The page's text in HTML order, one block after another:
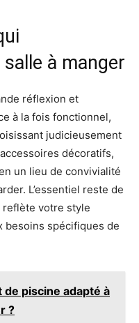
à manger
réflexion et
à la fois fonctionnel,
judicieusement
décoratifs,
un lieu de convivialité
L’essentiel reste de
votre style
besoins spécifiques de
piscine adapté à
?